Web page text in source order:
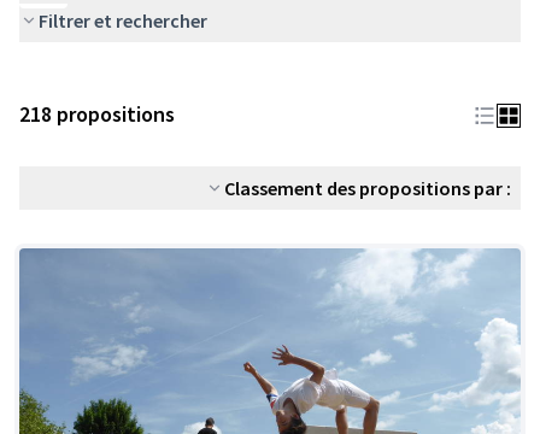
Filtrer et rechercher
218 propositions
Classement des propositions par :